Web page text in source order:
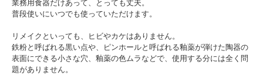
業務用食器だけあって、とっても丈夫。
普段使いにいつでも使っていただけます。
リメイクといっても、ヒビやカケはありません。
鉄粉と呼ばれる黒い点や、ピンホールと呼ばれる釉薬が弾けた陶器の
表面にできる小さな穴、釉薬の色ムラなどで、使用する分には全く問
題がありません。